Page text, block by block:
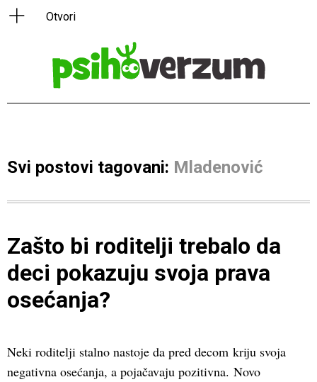
Svi postovi tagovani: Mladenović
Zašto bi roditelji trebalo da
deci pokazuju svoja prava
osećanja?
Neki roditelji stalno nastoje da pred decom kriju svoja
negativna osećanja, a pojačavaju pozitivna. Novo